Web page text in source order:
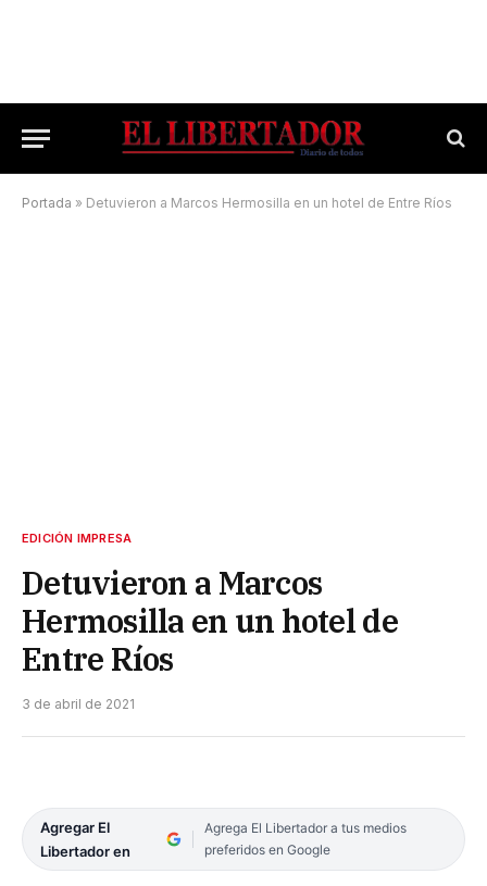
Portada » Detuvieron a Marcos Hermosilla en un hotel de Entre Ríos
EDICIÓN IMPRESA
Detuvieron a Marcos
Hermosilla en un hotel de
Entre Ríos
3 de abril de 2021
Agregar El
Libertador en
Agrega El Libertador a tus medios
preferidos en Google